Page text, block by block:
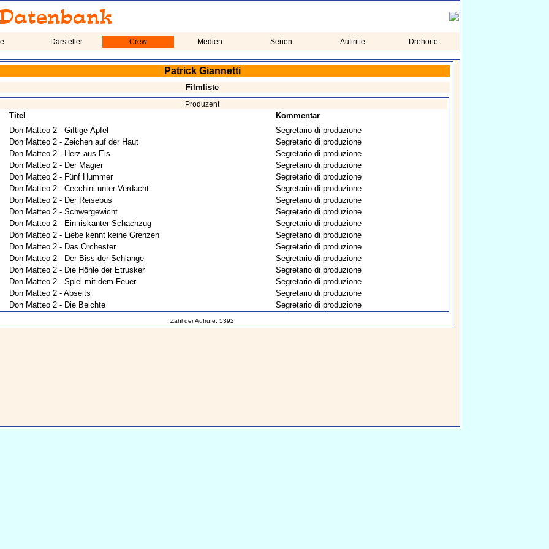
Darsteller Crew Medien Serien Auftritte Drehorte
Patrick Giannetti
Filmliste
Produzent
Titel
Kommentar
Don Matteo 2 - Giftige Äpfel
Segretario di produzione
Don Matteo 2 - Zeichen auf der Haut
Segretario di produzione
Don Matteo 2 - Herz aus Eis
Segretario di produzione
Don Matteo 2 - Der Magier
Segretario di produzione
Don Matteo 2 - Fünf Hummer
Segretario di produzione
Don Matteo 2 - Cecchini unter Verdacht
Segretario di produzione
Don Matteo 2 - Der Reisebus
Segretario di produzione
Don Matteo 2 - Schwergewicht
Segretario di produzione
Don Matteo 2 - Ein riskanter Schachzug
Segretario di produzione
Don Matteo 2 - Liebe kennt keine Grenzen
Segretario di produzione
Don Matteo 2 - Das Orchester
Segretario di produzione
Don Matteo 2 - Der Biss der Schlange
Segretario di produzione
Don Matteo 2 - Die Höhle der Etrusker
Segretario di produzione
Don Matteo 2 - Spiel mit dem Feuer
Segretario di produzione
Don Matteo 2 - Abseits
Segretario di produzione
Don Matteo 2 - Die Beichte Segretario di produzione
Zahl der Aufrufe: 5392